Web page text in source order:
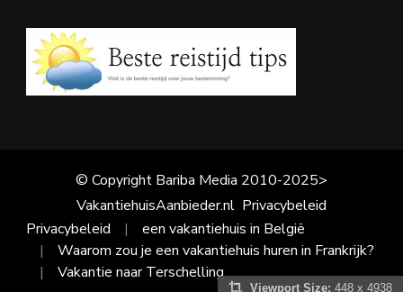
© Copyright Bariba Media 2010-2025>
VakantiehuisAanbieder.nl Privacybeleid
Privacybeleid
een vakantiehuis in België
Waarom zou je een vakantiehuis huren in Frankrijk?
Vakantie naar Terschelling
Viewport Size: 448 x 4938